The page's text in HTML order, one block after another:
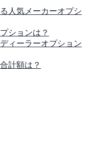
人気メーカーオプシ
ションは？
ィーラーオプション
計額は？